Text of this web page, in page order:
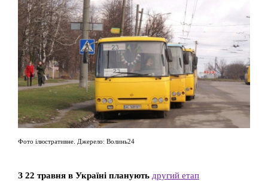
Фото ілюстративне. Джерело: Волинь24
З 22 травня в Україні планують другий етап